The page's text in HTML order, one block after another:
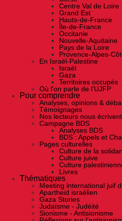
Centre Val de Loire
Grand Est
Hauts-de-France
Île-de-France
Occitanie
Nouvelle-Aquitaine
Pays de la Loire
Provence-Alpes-
En Israël-Palestine
Israël
Gaza
Territoires occupés
Où l'on parle de l'UJFP
Pour comprendre
Analyses, opinions &
Témoignages
Nos lecteurs nous écrivent
Campagne BDS
Analyses BDS
BDS : Appels et
Pages culturelles
Culture de la
Culture juive
Culture
Livres
Thématiques
Meeting international juif
Apartheid israélien
Gaza Stories
Judaïsme - Judéité
Sionisme - Antisionisme